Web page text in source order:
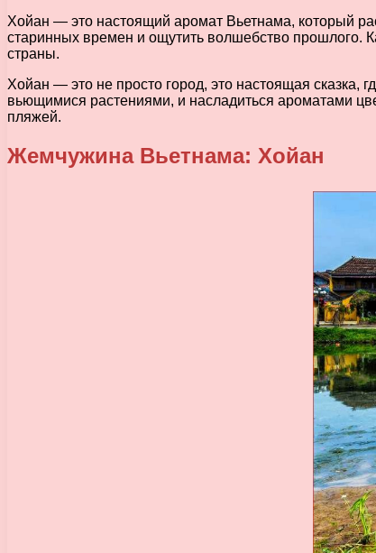
Хойан — это настоящий аромат Вьетнама, который
старинных времен и ощутить волшебство прошлого.
страны.
Хойан — это не просто город, это настоящая сказка,
вьющимися растениями, и насладиться ароматами
пляжей.
Жемчужина Вьетнама: Хойан